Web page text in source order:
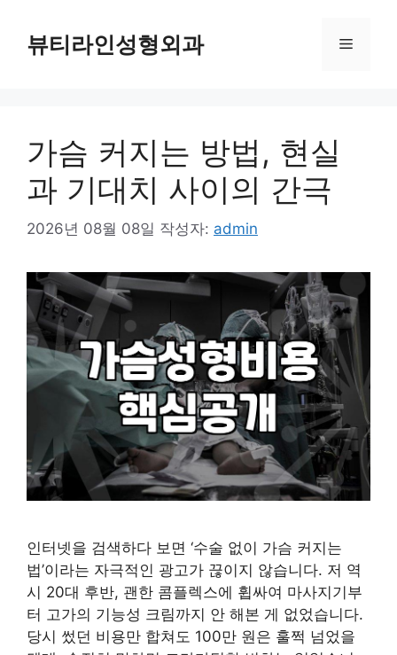
뷰티라인성형외과 메
가슴 커지는 방법, 현실
과 기대치 사이의 간극
2026년 08월 08일 작성자: admin
인터넷을 검색하다 보면 ‘수술 없이 가슴 커지는
법’이라는 자극적인 광고가 끊이지 않습니다. 저 역
시 20대 후반, 괜한 콤플렉스에 휩싸여 마사지기부
터 고가의 기능성 크림까지 안 해본 게 없었습니다.
당시 썼던 비용만 합쳐도 100만 원은 훌쩍 넘었을